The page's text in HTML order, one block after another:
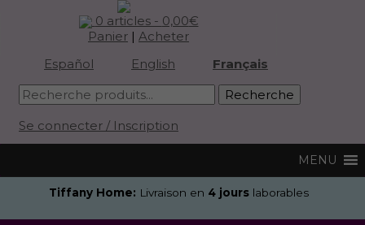
0 articles - 0,00€
Panier | Acheter
Español
English Français
Se connecter / Inscription
Tiffany Home: Livraison en 4 jourslaborables